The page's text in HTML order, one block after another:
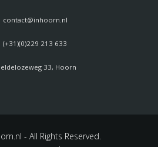
contact@inhoorn.nl
(+31)(0)229 213 633
33, Hoorn
- All Rights Reserved.